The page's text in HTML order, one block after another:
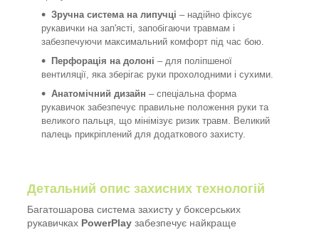
Зручна система на липучці – надійно фіксує
рукавички на зап'ясті, запобігаючи травмам і
забезпечуючи максимальний комфорт під час бою.
Перфорація на долоні – для поліпшеної
вентиляції, яка зберігає руки прохолодними і сухими.
Анатомічний дизайн – спеціальна форма
рукавичок забезпечує правильне положення руки та
великого пальця, що мінімізує ризик травм. Великий
палець прикріплений для додаткового захисту.
Детальний опис захисних технологій
Багатошарова система захисту у боксерських
рукавичках PowerPlay забезпечує найкраще